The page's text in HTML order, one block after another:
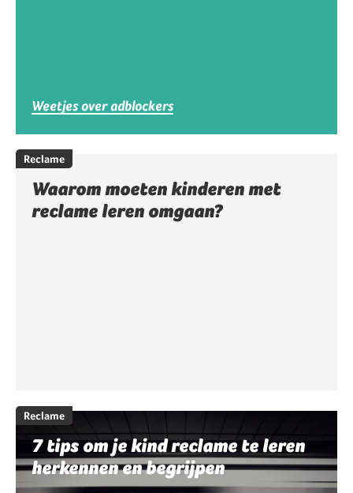
Weetjes over adblockers
Reclame
Waarom moeten kinderen met
reclame leren omgaan?
Reclame
7 tips om je kind reclame te leren
herkennen en begrijpen